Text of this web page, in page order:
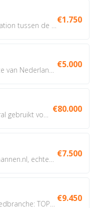
€1.750
€5.000
€80.000
€7.500
€9.450